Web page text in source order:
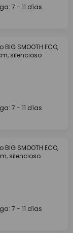
7 - 11 días
SMOOTH ECO,
silencioso
7 - 11 días
SMOOTH ECO,
silencioso
7 - 11 días